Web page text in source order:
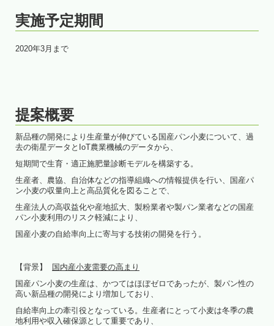
実施予定期間
2020年3月まで
提案概要
新品種の開発により生産量が伸びている国産パン小麦について、過
去の衛星データとIoT農業機械のデータから、
短期間で生育・適正施肥量診断モデルを構築する。
生産者、農協、自治体などの指導組織への情報提供を行い、国産パ
ン小麦の収量向上と高品質化を図ることで、
生産法人の高収益化や産地拡大、製粉業者や製パン業者などの国産
パン小麦利用のリスク軽減により、
国産小麦の自給率向上に寄与する技術の開発を行う。
【背景】
国内産小麦需要の高まり
国産パン小麦の生産は、かつてはほぼゼロであったが、製パン性の
高い新品種の開発により増加しており、
自給率向上の牽引役となっている。生産者にとって小麦は冬季の農
地利用や収入確保源として重要であり、